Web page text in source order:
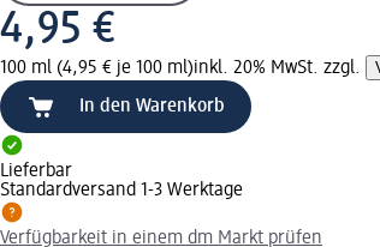
4,95 €
100 ml (4,95 € je 100 ml)inkl. 20% MwSt. zzgl.
In den Warenkorb
Lieferbar
Standardversand 1-3 Werktage
Verfügbarkeit in einem dm Markt prüfen